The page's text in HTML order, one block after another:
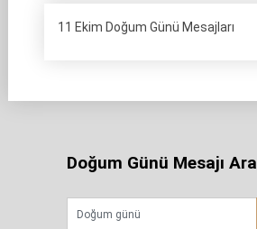
11 Ekim Doğum Günü Mesajları
Doğum Günü Mesajı Ara